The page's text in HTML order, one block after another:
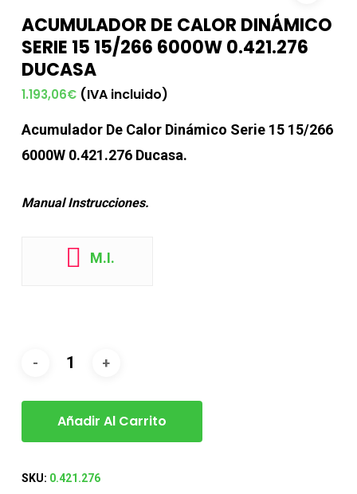
ACUMULADOR DE CALOR DINÁMICO
SERIE 15 15/266 6000W 0.421.276
DUCASA
1.193,06€ (IVA incluido)
Acumulador De Calor Dinámico Serie 15 15/266
6000W 0.421.276 Ducasa.
Manual Instrucciones.
M.I.
Añadir Al Carrito
SKU: 0.421.276